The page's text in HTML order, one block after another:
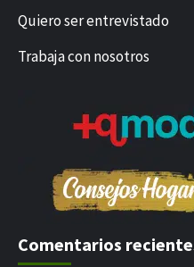
Quiero ser entrevistado
Trabaja con nosotros
Comentarios